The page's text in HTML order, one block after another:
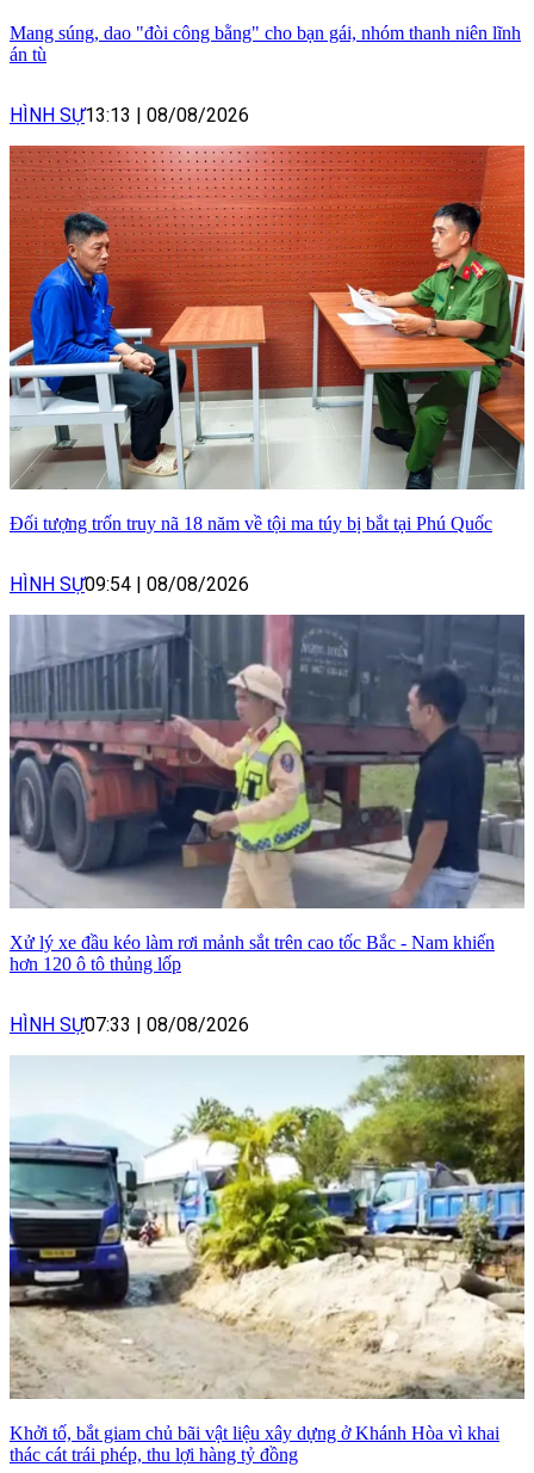
Mang súng, dao "đòi công bằng" cho bạn gái, nhóm thanh niên lĩnh
án tù
HÌNH SỰ13:13 08/08/2026
Đối tượng trốn truy nã 18 năm về tội ma túy bị bắt tại Phú Quốc
HÌNH SỰ09:54 08/08/2026
Xử lý xe đầu kéo làm rơi mảnh sắt trên cao tốc Bắc - Nam khiến
hơn 120 ô tô thủng lốp
HÌNH SỰ07:33 | 08/08/2026
Khởi tố, bắt giam chủ bãi vật liệu xây dựng ở Khánh Hòa vì khai
thác cát trái phép, thu lợi hàng tỷ đồng